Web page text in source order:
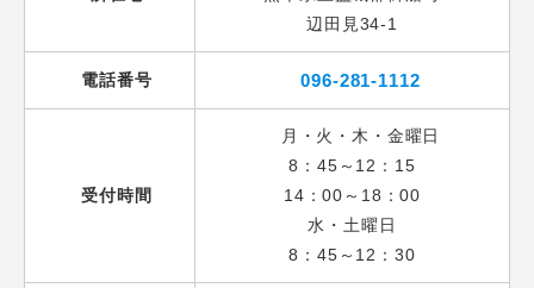
辺田見34-1
電話番号 096-281-1112
受付時間
月・火・木・金曜日
8：45～12：15
14：00～18：00
水・土曜日
8：45～12：30